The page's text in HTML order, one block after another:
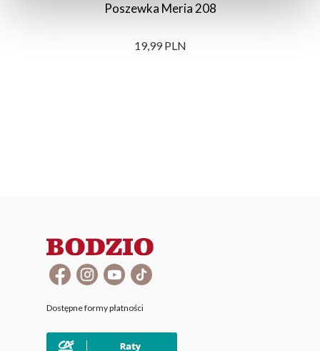
Poszewka Meria 208
19,99 PLN
Dostępne formy płatności